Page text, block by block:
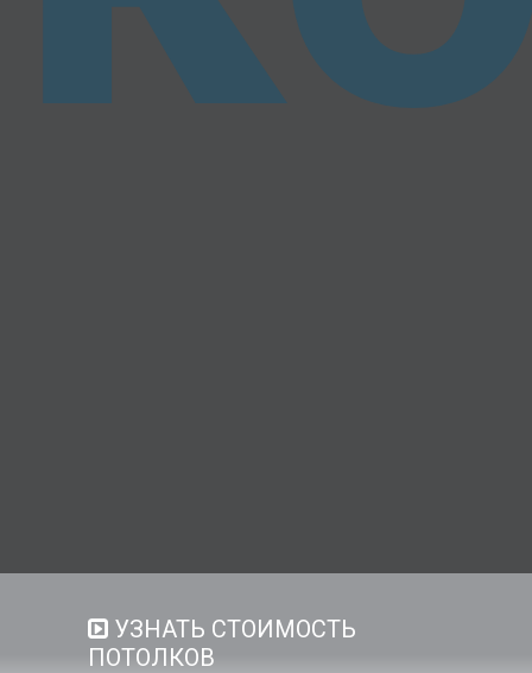
УЗНАТЬ СТОИМОСТЬ
ПОТОЛКОВ